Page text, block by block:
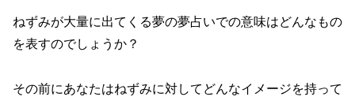
ねずみが大量に出てくる夢の夢占いでの意味はどんなもの
を表すのでしょうか？
その前にあなたはねずみに対してどんなイメージを持って